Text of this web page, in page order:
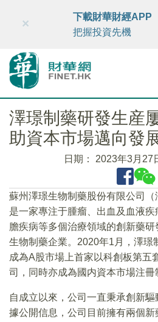
財華智庫網 FINTV
×
下載財華財經APP
把握投資先機
澤璟制藥研發生産
助資本市場邁向發
日期： 2023年3月27
蘇州澤璟生物制藥股份有限公司（
是一家專注于腫瘤、出血及血液
膽疾病等多個治療領域的創新藥
生物制藥企業。2020年1月，澤璟
成為A股市場上首家以科創板第五
司，同時亦成為國内資本市場注冊
自成立以來，公司一直秉承創新
據公開信息，公司目前擁有兩個